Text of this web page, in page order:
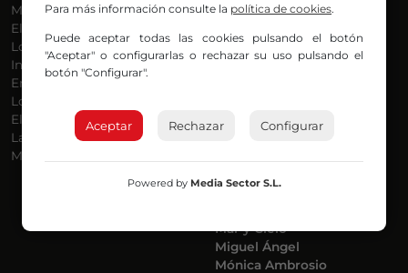
Más Música
El Madrugador
Lo Más Nuevo
Informativos
En Ruta
Locos por la Música
El Supermadrugador
La Mañana de Radio Nervión
Más Madrugada
Belén Ollero
Eduardo
Mar y Cielo
Miguel Ángel
Mónica Ambrosio
Para más información consulte la política de cookies.
Puede aceptar todas las cookies pulsando el botón
"Aceptar" o configurarlas o rechazar su uso pulsando el
botón "Configurar".
Aceptar Rechazar Configurar
Powered by Media Sector S.L.